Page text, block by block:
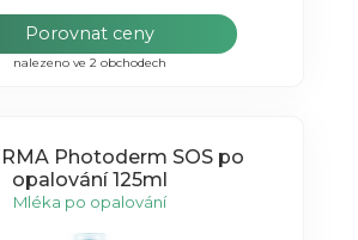
Porovnat ceny
nalezeno ve 2 obchodech
Photoderm SOS po
opalování 125ml
Mléka po opalování